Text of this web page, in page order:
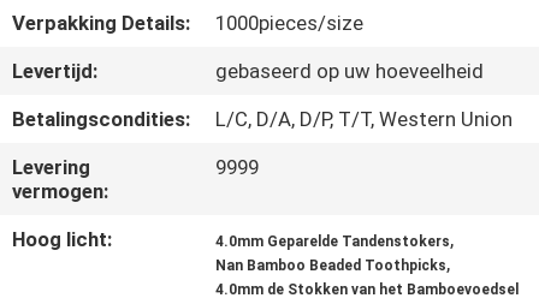
CONTACTEER
ONS
SITEMAP
Verpakking Details:
1000pieces/size
Levertijd:
gebaseerd op uw hoeveelheid
Betalingscondities:
L/C, D/A, D/P, T/T, Western Union
Levering
vermogen:
9999
Hoog licht: 4.0mm Geparelde Tandenstokers,
Nan Bamboo Beaded Toothpicks,
4.0mm de Stokken van het Bamboevoedsel